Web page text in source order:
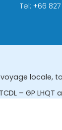
Tel: +66
locale,
– GP